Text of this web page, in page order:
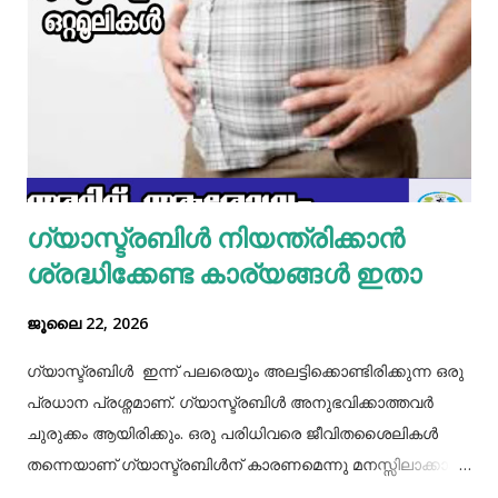
മിക്സിയുടെ ജാറിലേക്ക് മുട്ട, മൈദ, വെള്ളം പാകത്തിന് ഉപ്പ്
എന്നിവ ചേർത്ത് നന്നായിട്ട് അടിച്ചെടുക്കാം. ഇനി ഒരു പാനിൽ
മാവൊഴിച്ചു ദോശ ചുട്ടെടുക്കാം. ഇനി ഒരു പാത്രത്തിൽ മുട്ട
പൊട്ടിച്ച് ഒഴിക്കാം കൂടെത്തന്നെ പാൽ, കുരുമുളകുപൊടി, ഉപ്പ്,
മല്ലിയില എന്നിവ ചേർത്തൊരു മിക്സ്‌ തയാറാക്കാം. ഇനി
ഒരു പാനിൽ കുറച്ച് നെയ്യ് തടവിയ ശേഷം അതിൽ തയാ...
ഗ്യാസ്ട്രബിൾ നിയന്ത്രിക്കാൻ
ശ്രദ്ധിക്കേണ്ട കാര്യങ്ങൾ ഇതാ
ജൂലൈ 22, 2026
ഗ്യാസ്ട്രബിൾ ഇന്ന് പലരെയും അലട്ടിക്കൊണ്ടിരിക്കുന്ന ഒരു
പ്രധാന പ്രശ്നമാണ്. ഗ്യാസ്ട്രബിൾ അനുഭവിക്കാത്തവർ
ചുരുക്കം ആയിരിക്കും. ഒരു പരിധിവരെ ജീവിതശൈലികൾ
തന്നെയാണ് ഗ്യാസ്ട്രബിൾന് കാരണമെന്നു മനസ്സിലാക്കാം.